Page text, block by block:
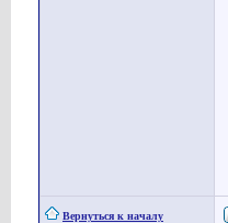
Вернуться к началу